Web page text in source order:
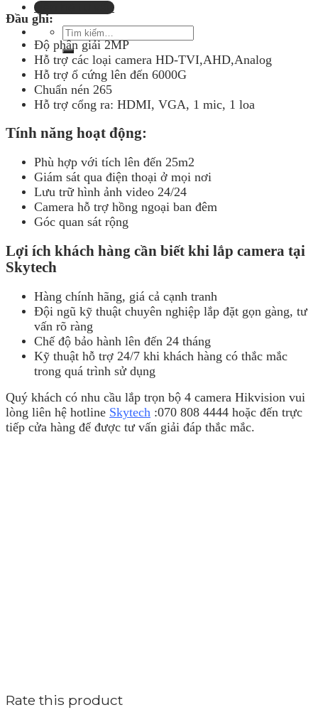
Liên hệ tư vấn
Đầu ghi:
Độ phân giải 2MP
Hỗ trợ các loại camera HD-TVI,AHD,Analog
Hỗ trợ ổ cứng lên đến 6000G
Chuẩn nén 265
Hỗ trợ cổng ra: HDMI, VGA, 1 mic, 1 loa
Tính năng hoạt động:
Phù hợp với tích lên đến 25m2
Giám sát qua điện thoại ở mọi nơi
Lưu trữ hình ảnh video 24/24
Camera hỗ trợ hồng ngoại ban đêm
Góc quan sát rộng
Lợi ích khách hàng cần biết khi lắp camera tại
Skytech
Hàng chính hãng, giá cả cạnh tranh
Đội ngũ kỹ thuật chuyên nghiệp lắp đặt gọn gàng, tư
vấn rõ ràng
Chế độ bảo hành lên đến 24 tháng
Kỹ thuật hỗ trợ 24/7 khi khách hàng có thắc mắc
trong quá trình sử dụng
Quý khách có nhu cầu lắp trọn bộ 4 camera Hikvision vui
lòng liên hệ hotline Skytech :070 808 4444 hoặc đến trực
tiếp cửa hàng để được tư vấn giải đáp thắc mắc.
Rate this product